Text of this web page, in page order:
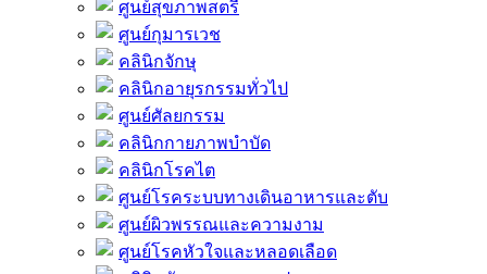
ศูนย์สุขภาพสตรี
ศูนย์กุมารเวช
คลินิกจักษุ
คลินิกอายุรกรรมทั่วไป
ศูนย์ศัลยกรรม
คลินิกกายภาพบำบัด
คลินิกโรคไต
ศูนย์โรคระบบทางเดินอาหารและตับ
ศูนย์ผิวพรรณและความงาม
ศูนย์โรคหัวใจและหลอดเลือด